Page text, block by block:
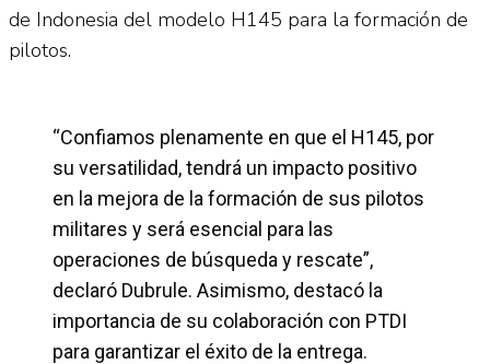
de Indonesia del modelo H145 para la formación de
pilotos.
“Confiamos plenamente en que el H145, por
su versatilidad, tendrá un impacto positivo
en la mejora de la formación de sus pilotos
militares y será esencial para las
operaciones de búsqueda y rescate”,
declaró Dubrule. Asimismo, destacó la
importancia de su colaboración con PTDI
para garantizar el éxito de la entrega.